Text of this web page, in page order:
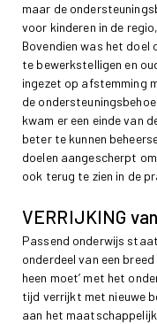
maar de
voor kinderen in de
Bovendien was het
te bewerkstelligen en
ingezet op afstemming
de
kwam er een einde van
beter te kunnen
doelen aangescherpt
ook terug te zien in de
VERRIJKING van
Passend onderwijs
onderdeel van een
heen moet’ met het
tijd verrijkt met nieuwe
aan het